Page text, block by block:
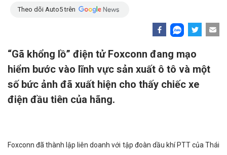
Theo dõi Auto5 trên
“Gã khổng lồ” điện tử Foxconn đang mạo
hiểm bước vào lĩnh vực sản xuất ô tô và một
số bức ảnh đã xuất hiện cho thấy chiếc xe
điện đầu tiên của hãng.
Foxconn đã thành lập liên doanh với tập đoàn dầu khí PTT của Thái